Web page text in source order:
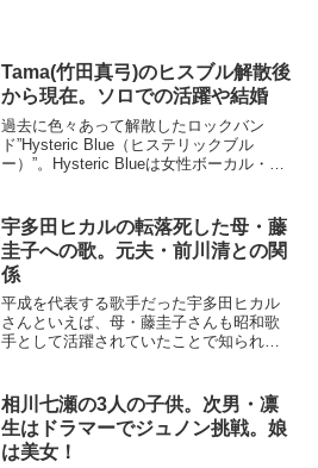
Tama(竹田真弓)のヒスブル解散後
から現在。ソロでの活躍や結婚
過去に色々あって解散したロックバン
ド”Hysteric Blue（ヒステリックブル
ー）”。Hysteric Blueは女性ボーカル・
ーカマーとして期待されていまし...
宇多田ヒカルの転落死した母・藤
圭子への歌。元夫・前川清との関
係
平成を代表する歌手だった宇多田ヒカル
さんといえば、母・藤圭子さんも昭和歌
手として活躍されていたことで知られま
から見たら、”2世タレント”、”親の力で成
り上がった”と...
相川七瀬の3人の子供。次男・凛
生はドラマーでジュノン挑戦。娘
は美女！